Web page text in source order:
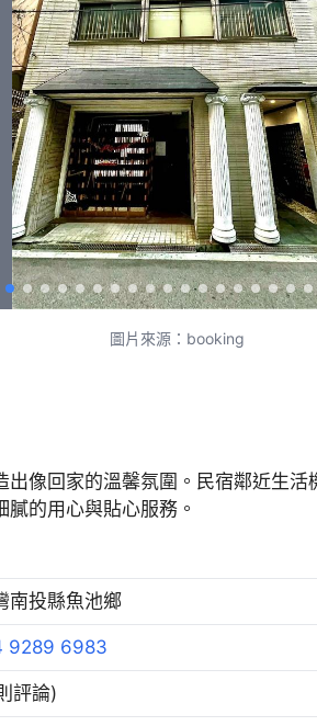
圖片來源：booking
像回家的溫馨氛圍。民宿鄰近生
的用心與貼心服務。
南投縣魚池鄉
9289 6983
評論)